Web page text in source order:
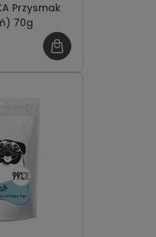
Przysmak
70g